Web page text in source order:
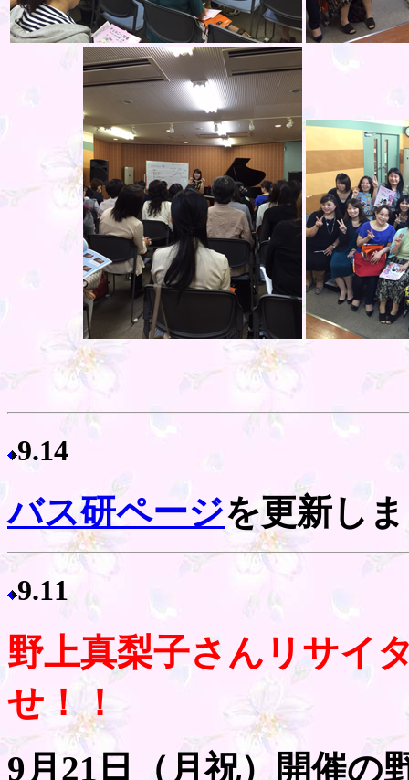
9.14
バス研ページを更新し
9.11
野上真梨子さんリサイ
せ！！
9月21日（月祝）開催の